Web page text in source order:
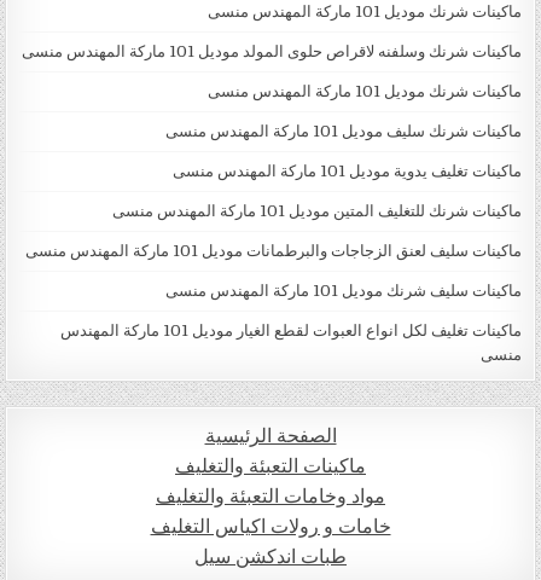
ماكينات شرنك موديل 101 ماركة المهندس منسى
ماكينات شرنك وسلفنه لاقراص حلوى المولد موديل 101 ماركة المهندس منسى
ماكينات شرنك موديل 101 ماركة المهندس منسى
ماكينات شرنك سليف موديل 101 ماركة المهندس منسى
ماكينات تغليف يدوية موديل 101 ماركة المهندس منسى
ماكينات شرنك للتغليف المتين موديل 101 ماركة المهندس منسى
ماكينات سليف لعنق الزجاجات والبرطمانات موديل 101 ماركة المهندس منسى
ماكينات سليف شرنك موديل 101 ماركة المهندس منسى
ماكينات تغليف لكل انواع العبوات لقطع الغيار موديل 101 ماركة المهندس
منسى
الصفحة الرئيسية
ماكينات التعبئة والتغليف
مواد وخامات التعبئة والتغليف
خامات و رولات اكياس التغليف
طبات اندكشن سيل